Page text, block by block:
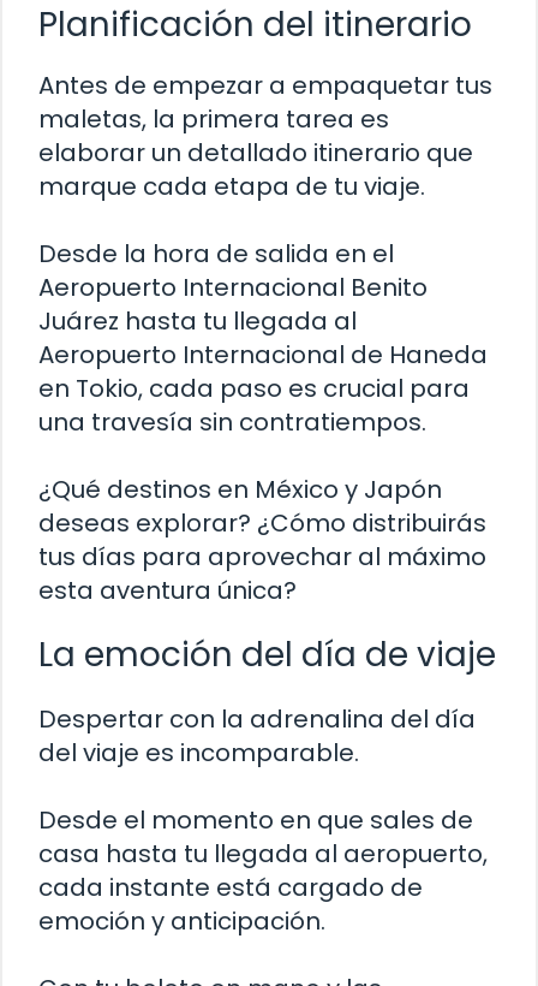
Planificación del itinerario
Antes de empezar a empaquetar tus
maletas, la primera tarea es
elaborar un detallado itinerario que
marque cada etapa de tu viaje.
Desde la hora de salida en el
Aeropuerto Internacional Benito
Juárez hasta tu llegada al
Aeropuerto Internacional de Haneda
en Tokio, cada paso es crucial para
una travesía sin contratiempos.
¿Qué destinos en México y Japón
deseas explorar? ¿Cómo distribuirás
tus días para aprovechar al máximo
esta aventura única?
La emoción del día de viaje
Despertar con la adrenalina del día
del viaje es incomparable.
Desde el momento en que sales de
casa hasta tu llegada al aeropuerto,
cada instante está cargado de
emoción y anticipación.